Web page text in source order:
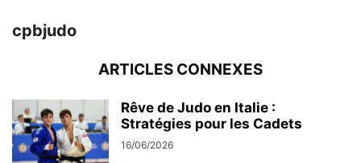
cpbjudo
ARTICLES CONNEXES
Rêve de Judo en Italie :
Stratégies pour les Cadets
16/06/2026